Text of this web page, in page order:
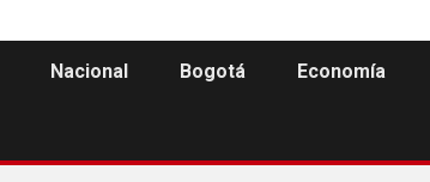
Nacional Bogotá Economía